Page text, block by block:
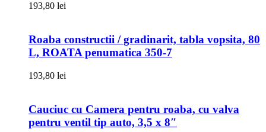
193,80 lei
Roaba constructii / gradinarit, tabla vopsita, 80
L, ROATA penumatica 350-7
193,80 lei
Cauciuc cu Camera pentru roaba, cu valva
pentru ventil tip auto, 3,5 x 8″